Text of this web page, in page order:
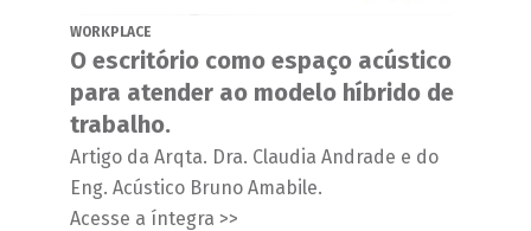
WORKPLACE
O escritório como espaço acústico
para atender ao modelo híbrido de
trabalho.
Artigo da Arqta. Dra. Claudia Andrade e do
Eng. Acústico Bruno Amabile.
Acesse a íntegra >>